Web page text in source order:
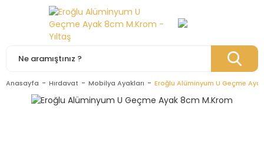
Anasayfa Hırdavat Mobilya Ayakları Eroğlu Alüminyum U Geçme